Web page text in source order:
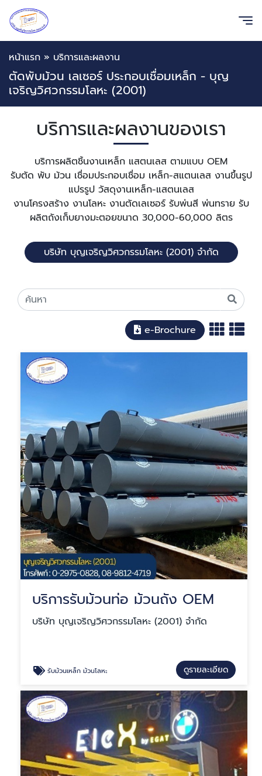
หน้าแรก » บริการและผลงาน
ตัดพับม้วน เลเซอร์ ประกอบเชื่อมเหล็ก - บุญ
เจริญวิศวกรรมโลหะ (2001)
บริการและผลงานของเรา
บริการผลิตชิ้นงานเหล็ก แสตนเลส ตามแบบ OEM
รับตัด พับ ม้วน เชื่อมประกอบเชื่อม เหล็ก-สแตนเลส งานขึ้นรูป
แปรรูป วัสดุงานเหล็ก-แสตนเลส
งานโครงสร้าง งานโลหะ งานตัดเลเซอร์ รับพ่นสี พ่นทราย รับ
ผลิตถังเก็บยางมะตอยขนาด 30,000-60,000 ลิตร
บริษัท บุญเจริญวิศวกรรมโลหะ (2001) จำกัด
e-Brochure
บริการรับม้วนท่อ ม้วนถัง OEM
บริษัท บุญเจริญวิศวกรรมโลหะ (2001) จำกัด
รับม้วนเหล็ก ม้วนโลหะ ดูรายละเอียด